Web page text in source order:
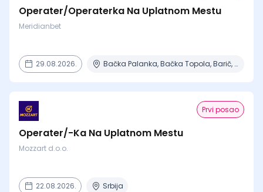
Operater/Operaterka Na Uplatnom Mestu
Meridianbet
29.08.2026. Bačka Palanka, Bačka Topola, Barič, Beograd, Čajetina + 15 mesta
Prvi posao
Operater/-Ka Na Uplatnom Mestu
Mozzart d.o.o.
22.08.2026. Srbija